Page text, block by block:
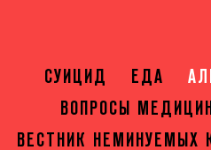
СУИЦИД ЕДА
ВОПРОСЫ
ВЕСТНИК НЕМИНУЕМЫХ